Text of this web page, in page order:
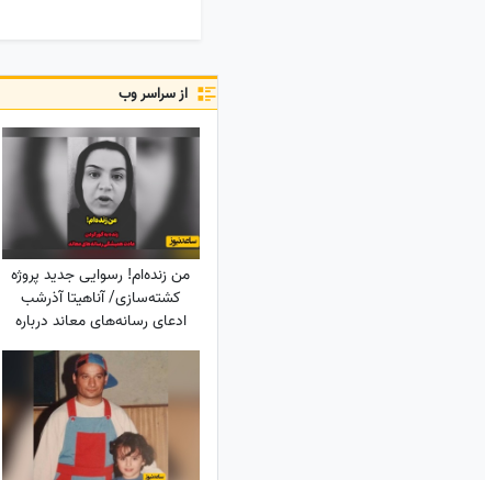
از سراسر وب
من زنده‌ام! رسوایی جدید پروژه‌
کشته‌سازی/ آناهیتا آذرشب
ادعای رسانه‌های معاند درباره
کشته‌شدنش را تکذیب کرد